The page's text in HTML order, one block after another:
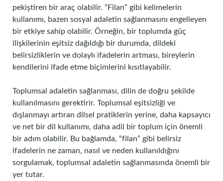
pekiştiren bir araç olabilir. “Filan” gibi kelimelerin
kullanımı, bazen sosyal adaletin sağlanmasını engelleyen
bir etkiye sahip olabilir. Örneğin, bir toplumda güç
ilişkilerinin eşitsiz dağıldığı bir durumda, dildeki
belirsizliklerin ve dolaylı ifadelerin artması, bireylerin
kendilerini ifade etme biçimlerini kısıtlayabilir.
Toplumsal adaletin sağlanması, dilin de doğru şekilde
kullanılmasını gerektirir. Toplumsal eşitsizliği ve
dışlanmayı artıran dilsel pratiklerin yerine, daha kapsayıcı
ve net bir dil kullanımı, daha adil bir toplum için önemli
bir adım olabilir. Bu bağlamda, “filan” gibi belirsiz
ifadelerin ne zaman, nasıl ve neden kullanıldığını
sorgulamak, toplumsal adaletin sağlanmasında önemli bir
yer tutar.